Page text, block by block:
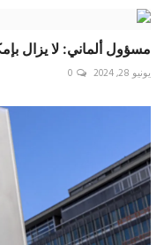
مسؤول ألماني: لا يزال
يونيو 28, 2024 0